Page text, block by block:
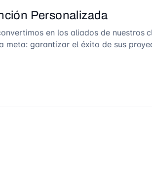
Personalizada
en los aliados de nuestros
meta: garantizar el éxito de sus